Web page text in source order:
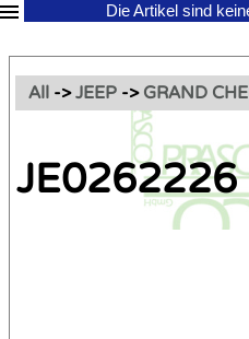
Die Artikel sind
All ->JEEP -> GRAND